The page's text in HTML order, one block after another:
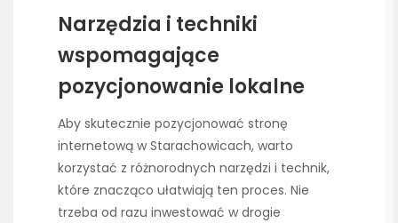
Narzędzia i techniki
wspomagające
pozycjonowanie lokalne
Aby skutecznie pozycjonować stronę
internetową w Starachowicach, warto
korzystać z różnorodnych narzędzi i technik,
które znacząco ułatwiają ten proces. Nie
trzeba od razu inwestować w drogie